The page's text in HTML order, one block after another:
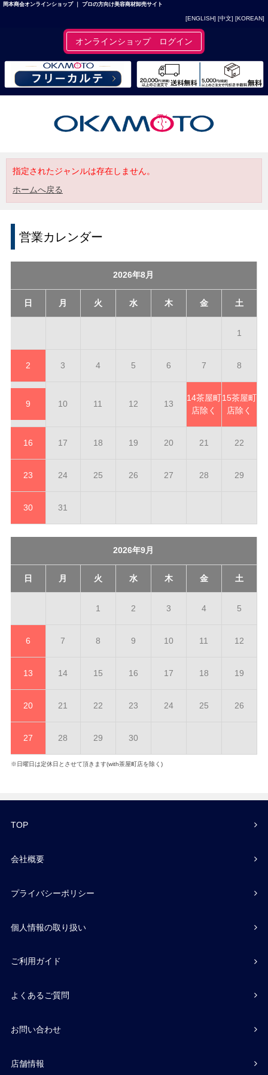
岡本商会オンラインショップ ｜ プロの方向け美容商材卸売サイト
[ENGLISH] [中文] [KOREAN]
オンラインショップ ログイン
指定されたジャンルは存在しません。
ホームへ戻る
営業カレンダー
2026年8月
日 月 火 水 木 金 土
1
2 3 4 5 6 7 8
9 10 11 12 13
14茶屋町
店除く
15茶屋町
店除く
16 17 18 19 20 21 22
23 24 25 26 27 28 29
30 31
2026年9月
日 月 火 水 木 金 土
1 2 3 4 5
6 7 8 9 10 11 12
13 14 15 16 17 18 19
20 21 22 23 24 25 26
27 28 29 30
※日曜日は定休日とさせて頂きます(with茶屋町店を除く)
TOP
会社概要
プライバシーポリシー
個人情報の取り扱い
ご利用ガイド
よくあるご質問
お問い合わせ
店舗情報